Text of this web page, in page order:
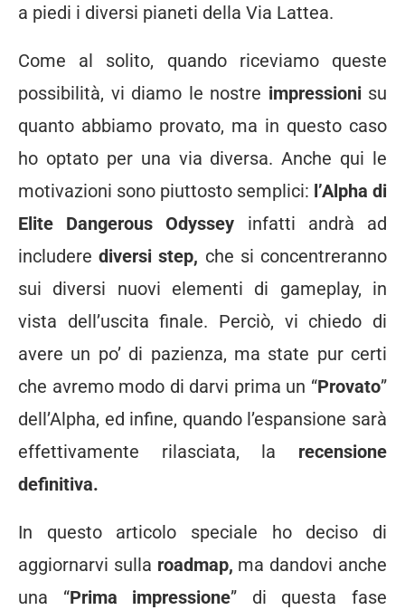
a piedi i diversi pianeti della Via Lattea.
Come al solito, quando riceviamo queste
possibilità, vi diamo le nostre impressioni su
quanto abbiamo provato, ma in questo caso
ho optato per una via diversa. Anche qui le
motivazioni sono piuttosto semplici: l’Alpha di
Elite Dangerous Odyssey infatti andrà ad
includerediversi step, che si concentreranno
sui diversi nuovi elementi di gameplay, in
vista dell’uscita finale. Perciò, vi chiedo di
avere un po’ di pazienza, ma state pur certi
che avremo modo di darvi prima un “Provato”
dell’Alpha, ed infine, quando l’espansione sarà
effettivamente rilasciata, la recensione
definitiva.
In questo articolo speciale ho deciso di
aggiornarvi sulla roadmap, ma dandovi anche
una “Prima impressione” di questa fase